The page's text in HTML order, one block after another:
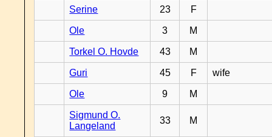
Serine 23 F
Ole 3 M
Torkel O. Hovde 43 M
Guri 45 F wife
Ole 9 M
Sigmund O.
Langeland
33 M